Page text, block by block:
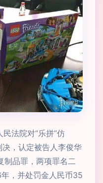
法院对“乐拼”仿
决，认定被告人李俊华
制品罪，两项罪名二
，并处罚金人民币35